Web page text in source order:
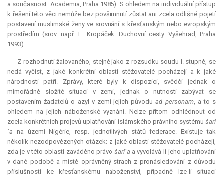
a současnost. Academia, Praha 1985). S ohledem na individuální přístup
k řešení této věci nemůže bez povšimnutí zůstat ani zcela odlišné pojetí
postavení muslimské ženy ve srovnání s křesťanským nebo evropským
prostředím (srov. např. L. Kropáček: Duchovní cesty. Vyšehrad, Praha
1993).
Z rozhodnutí žalovaného, stejně jako z rozsudku soudu I. stupně, se
nedá vyčíst, z jaké konkrétní oblasti stěžovatelé pocházejí a k jaké
národnosti patří. Zprávy, které byly k dispozici, svědčí jednak o
mimořádně složité situaci v zemi, jednak o nutnosti zabývat se
postavením žadatelů o azyl v zemi jejich původuad personam, a to s
ohledem na jejich náboženské vyznání. Nelze přitom odhlédnout od
zcela konkrétních projevů uplatňování islámského právního systému šarí
´a na území Nigérie, resp. jednotlivých států federace. Existuje tak
několik nezodpovězených otázek: z jaké oblasti stěžovatelé pocházejí,
zda je v této oblasti zaváděno právo šarí´a a vyvolává-li jeho uplatňování
v dané podobě a místě oprávněný strach z pronásledování z důvodu
příslušnosti ke křesťanskému náboženství, případně lze-li situaci